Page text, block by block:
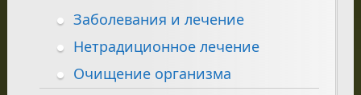
Заболевания и лечение
Нетрадиционное лечение
Очищение организма